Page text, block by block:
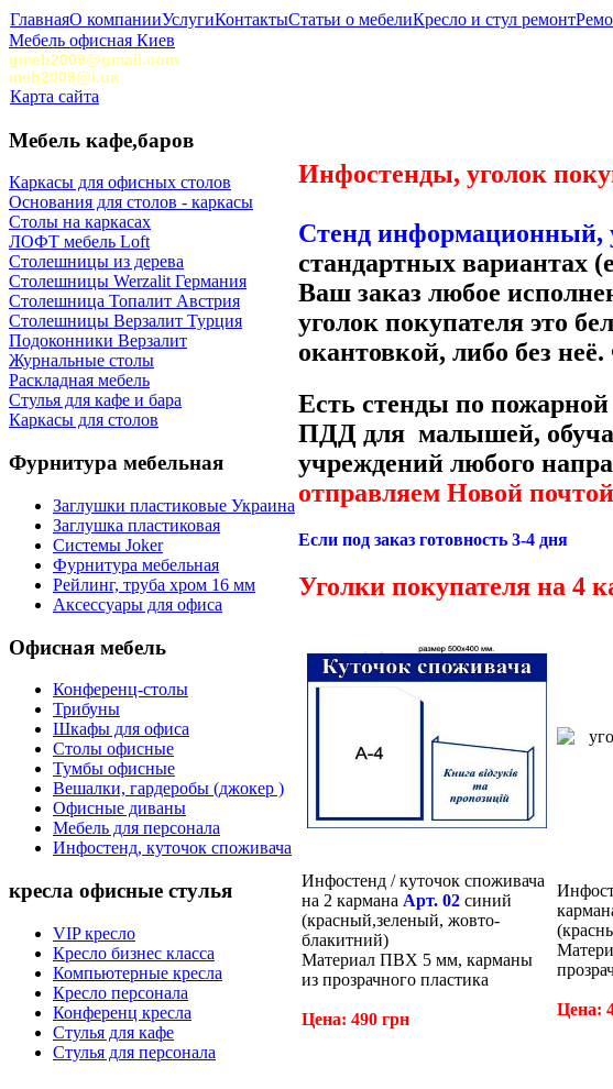
ГлавнаяО компанииУслугиКонтактыСтатьи о мебелиКресло и стул ремонт
Мебель офисная Киев
gmeb2009@gmail.com
meb2009@i.ua
Карта сайта
Мебель кафе,баров
Каркасы для офисных столов
Основания для столов - каркасы
Столы на каркасах
ЛОФТ мебель Loft
Столешницы из дерева
Столешницы Werzalit Германия
Столешница Топалит Австрия
Столешницы Верзалит Турция
Подоконники Верзалит
Журнальные столы
Раскладная мебель
Стулья для кафе и бара
Каркасы для столов
Фурнитура мебельная
Заглушки пластиковые Украина
Заглушка пластиковая
Системы Joker
Фурнитура мебельная
Рейлинг, труба хром 16 мм
Аксессуары для офиса
Офисная мебель
Конференц-столы
Трибуны
Шкафы для офиса
Столы офисные
Тумбы офисные
Вешалки, гардеробы (джокер )
Офисные диваны
Мебель для персонала
Инфостенд, куточок споживача
кресла офисные стулья
VIP кресло
Кресло бизнес класса
Компьютерные кресла
Кресло персонала
Конференц кресла
Стулья для кафе
Стулья для персонала
Инфостенды, уголок
Стенд информационный,
стандартных вариантах
Ваш заказ любое
уголок покупателя это
окантовкой, либо без
Есть стенды по пожарной
ПДД для малышей,
учреждений любого
отправляем Новой
Если под заказ готовность 3-4 дня
Уголки покупателя на 4
Инфостенд / куточок споживача
на 2 кармана Арт. 02 синий
(красный,зеленый, жовто-
блакитний)
Материал ПВХ 5 мм, карманы
из прозрачного пластика
Цена: 490 грн
Цена: